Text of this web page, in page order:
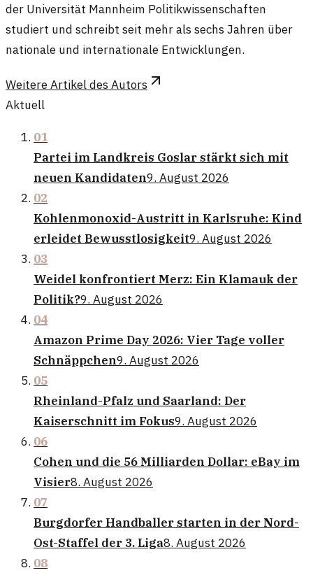
der Universität Mannheim Politikwissenschaften
studiert und schreibt seit mehr als sechs Jahren über
nationale und internationale Entwicklungen.
Weitere Artikel des Autors
Aktuell
01
Partei im Landkreis Goslar stärkt sich mit
neuen Kandidaten9. August 2026
02
Kohlenmonoxid-Austritt in Karlsruhe: Kind
erleidet Bewusstlosigkeit9. August 2026
03
Weidel konfrontiert Merz: Ein Klamauk der
Politik?9. August 2026
04
Amazon Prime Day 2026: Vier Tage voller
Schnäppchen9. August 2026
05
Rheinland-Pfalz und Saarland: Der
Kaiserschnitt im Fokus9. August 2026
06
Cohen und die 56 Milliarden Dollar: eBay im
Visier8. August 2026
07
Burgdorfer Handballer starten in der Nord-
Ost-Staffel der 3. Liga8. August 2026
08